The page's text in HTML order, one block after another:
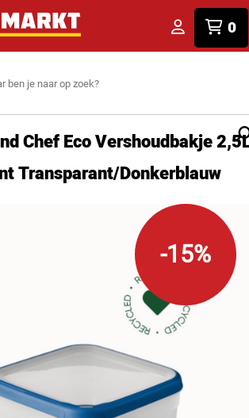
0
Chef Eco Vershoudbakje
Transparant/Donkerblauw
-15%